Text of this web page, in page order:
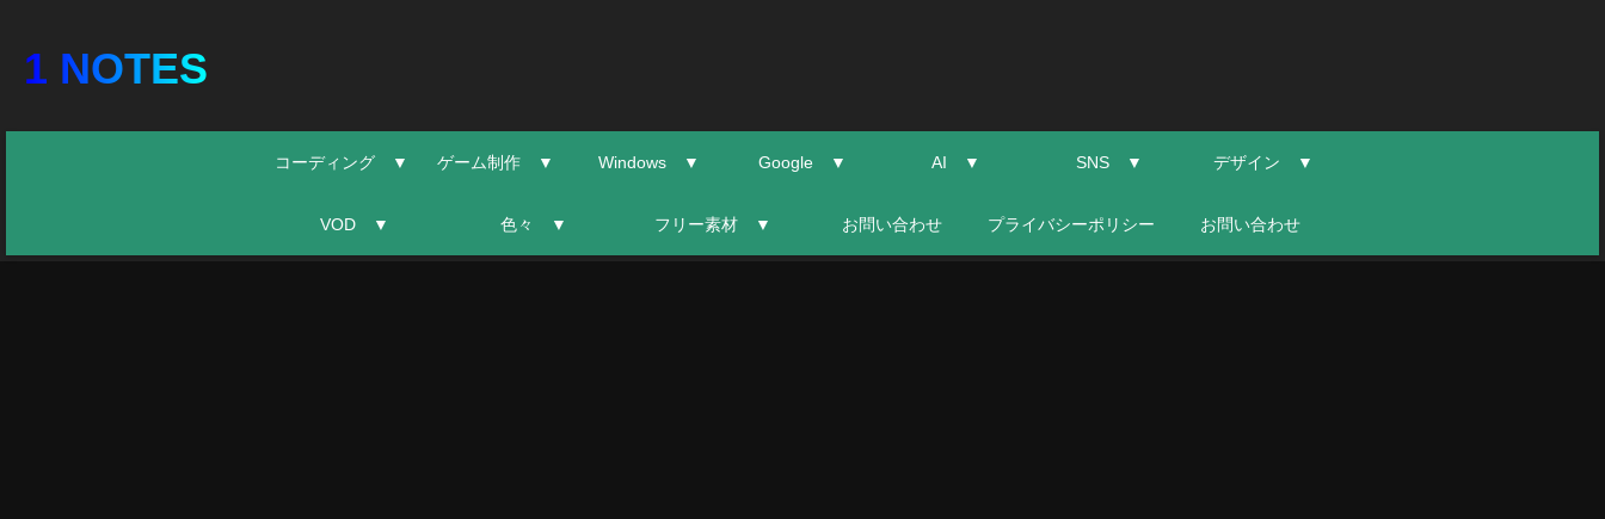
1 NOTES
コーディング ▼ ゲーム制作 ▼ Windows ▼ Google ▼ AI ▼ SNS ▼ デザイン ▼
VOD ▼ 色々 ▼ フリー素材 ▼ お問い合わせ プライバシーポリシー お問い合わせ